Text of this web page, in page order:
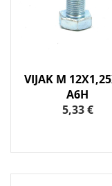
VIJAK M
A6H
5,33 €